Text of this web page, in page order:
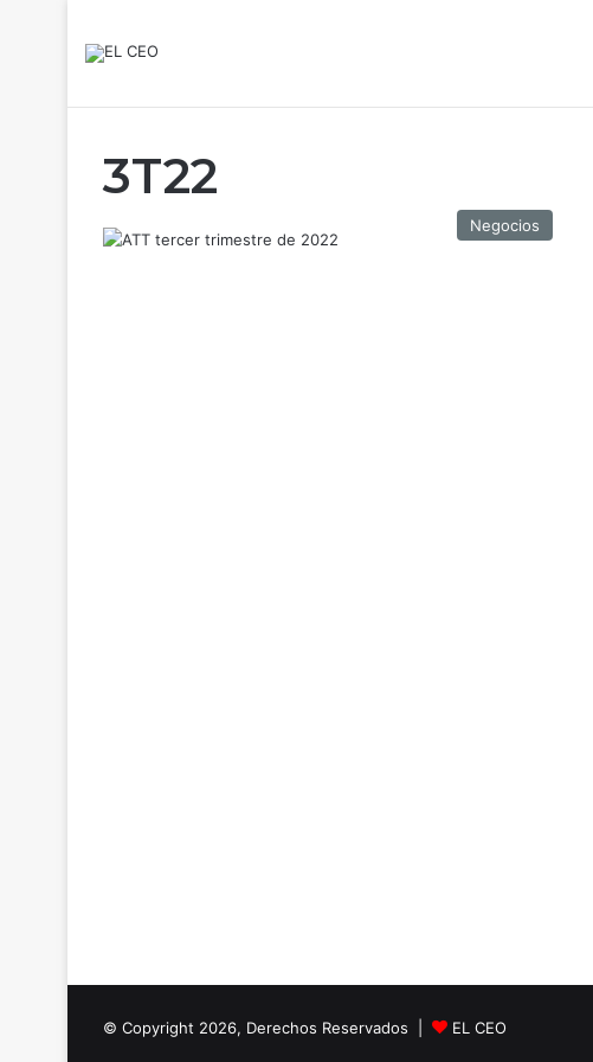
3T22
Negocios
© Copyright 2026, Derechos Reservados | EL CEO